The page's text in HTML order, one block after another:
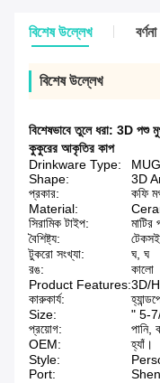
বিশেষ উল্লেখ বর্ণনা
বিশেষ উল্লেখ
বিশেষভাবে তুলে ধরা: 3D পশু
কুকুরের আকৃতির কাপ
Drinkware Type:
Shape:
3D
প্রকার:
কফি
Material:
সিরামিক টাইপ:
মাটির
বৈশিষ্ট্য:
টুকরো সংখ্যা:
ঘ, ঘ
রঙ:
কালো
Product Features:3D/
কারুকার্য:
Size:
" 5-
প্রয়োগ:
পানি,
OEM:
হ্যাঁ।
Style:
Port: